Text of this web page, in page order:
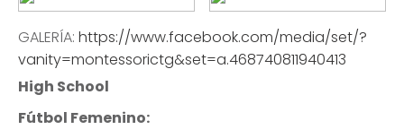
GALERÍA: https://www.facebook.com/media/set/?
vanity=montessorictg&set=a.468740811940413
High School
Fútbol Femenino: